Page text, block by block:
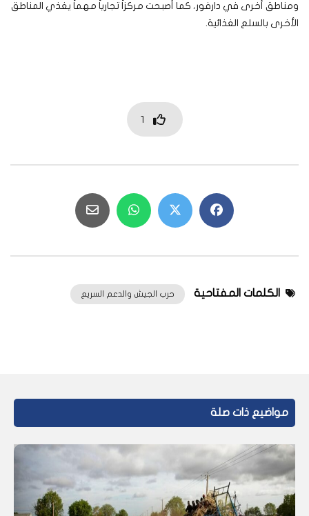
ومناطق أخرى في دارفور، كما أصبحت مركزاً تجارياً مهماً يغذي المناطق
الأخرى بالسلع الغذائية.
1
الكلمات المفتاحية حرب الجيش والدعم السريع
مواضيع ذات صلة